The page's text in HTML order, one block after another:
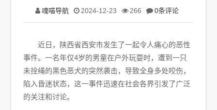
魂喵导航 2024-12-23 266 0条评论
近日，陕西省西安市发生了一起令人痛心的恶性
事件。一名年仅4岁的男童在户外玩耍时，遭到一只
未拴绳的黑色恶犬的突然袭击，导致全身多处咬伤，
陷入昏迷状态，这一事件迅速在社会各界引发了广泛
的关注和讨论。